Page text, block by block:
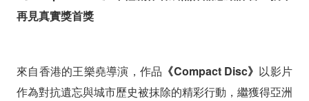
再見真實獎首獎
來自香港的王樂堯導演，作品 《Compact Disc》 以影片
作為對抗遺忘與城市歷史被抹除的精彩行動，繼獲得亞洲